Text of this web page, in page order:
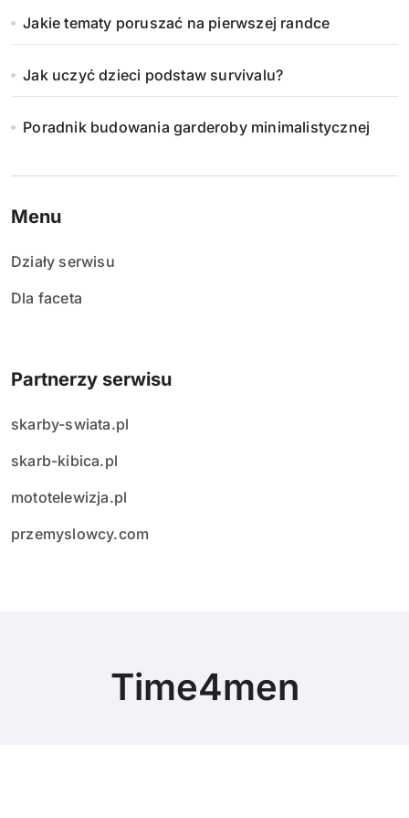
Jakie tematy poruszać na pierwszej randce
Jak uczyć dzieci podstaw survivalu?
Poradnik budowania garderoby minimalistycznej
Menu
Działy serwisu
Dla faceta
Partnerzy serwisu
skarby-swiata.pl
skarb-kibica.pl
mototelewizja.pl
przemyslowcy.com
Time4men